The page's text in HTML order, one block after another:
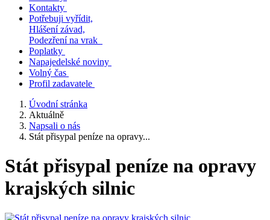
Kontakty
Potřebuji vyřídit,
Hlášení závad,
Podezření na vrak
Poplatky
Napajedelské noviny
Volný čas
Profil zadavatele
Úvodní stránka
Aktuálně
Napsali o nás
Stát přisypal peníze na opravy...
Stát přisypal peníze na opravy
krajských silnic